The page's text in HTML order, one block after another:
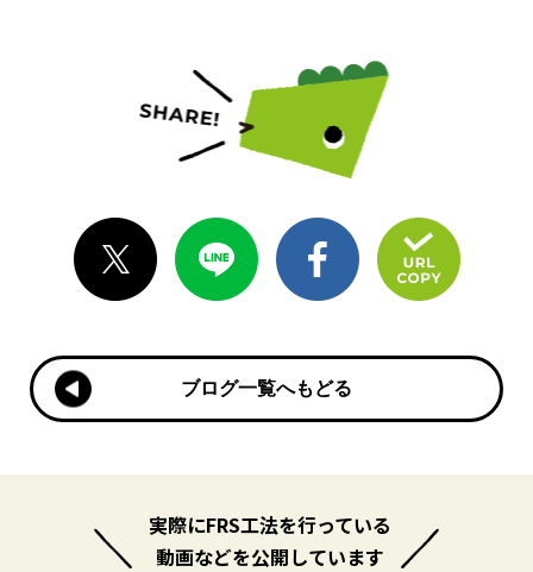
ブログ一覧へもどる
ブログ一覧へもどる
実際にFRS工法を行っている
動画などを公開しています